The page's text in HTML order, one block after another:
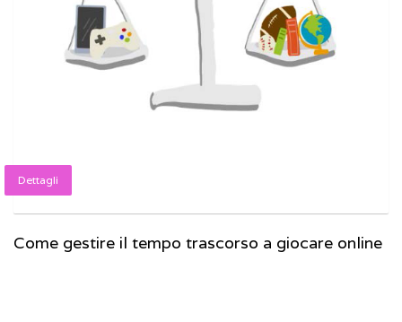
Dettagli
Come gestire il tempo trascorso a giocare online